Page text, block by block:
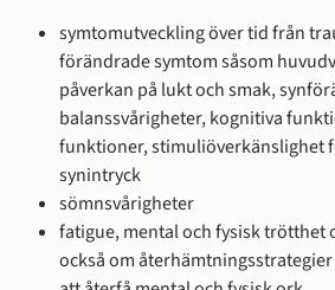
symtomutveckling över tid från
förändrade symtom såsom
påverkan på lukt och smak,
balanssvårigheter, kognitiva
funktioner, stimuliöverkänslighet
synintryck
sömnsvårigheter
fatigue, mental och fysisk trötthet
också om